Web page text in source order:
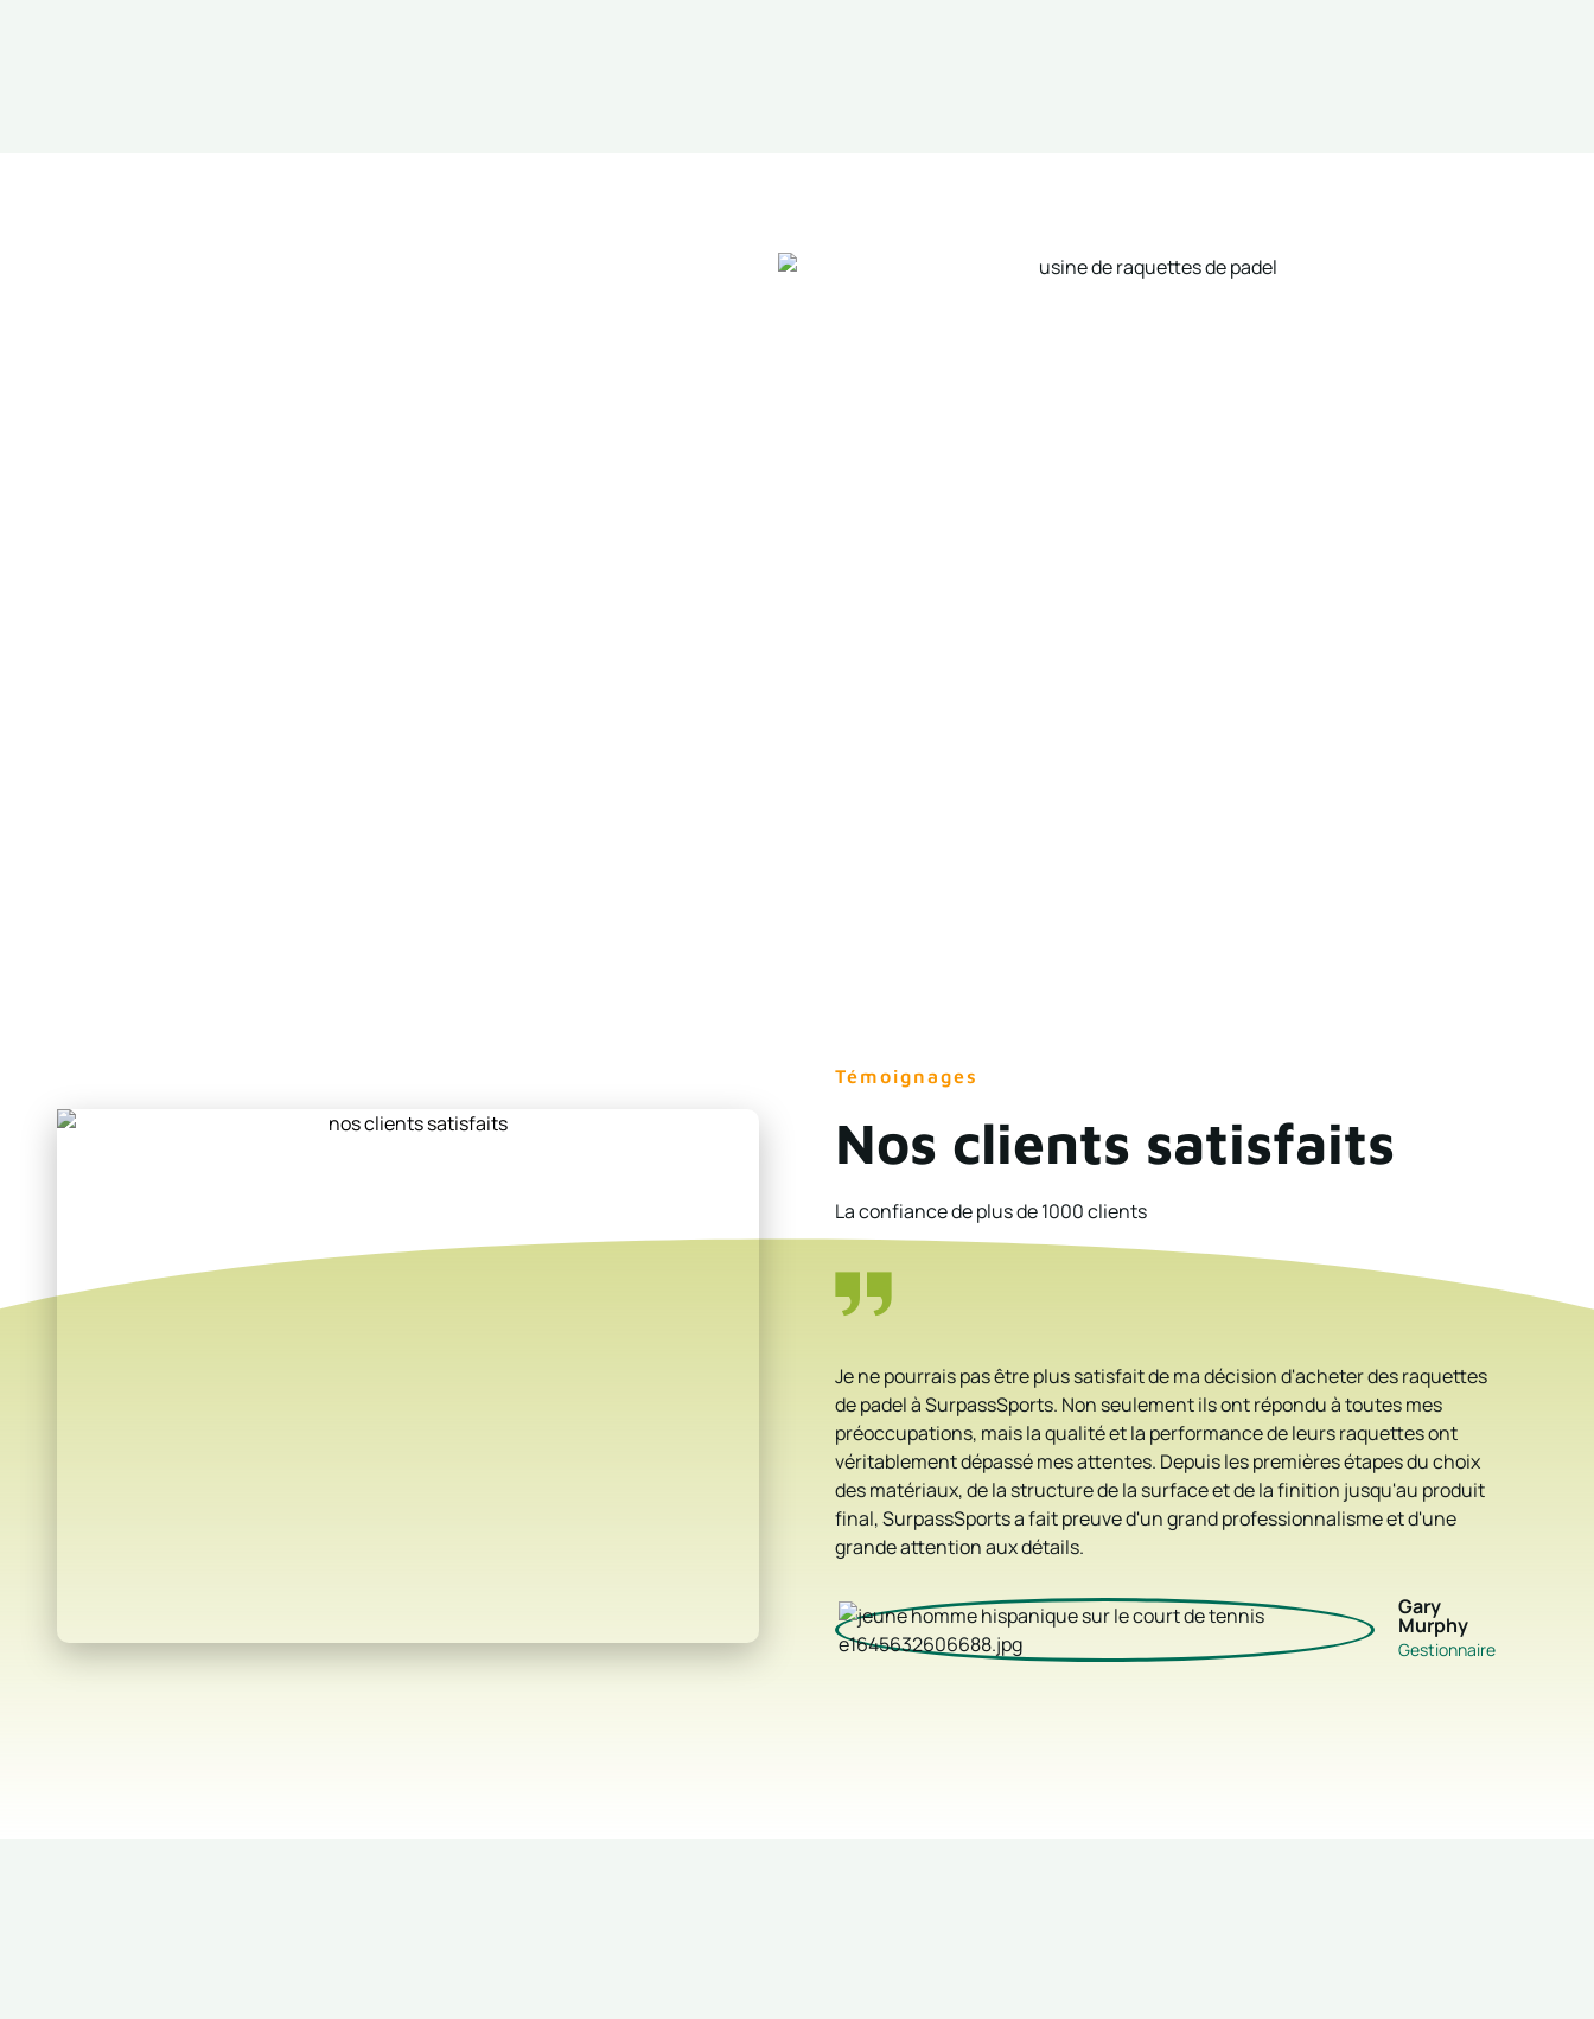
Témoignages
Nos clients satisfaits
La confiance de plus de 1000 clients
Je ne pourrais pas être plus satisfait de ma décision d'acheter des raquettes
de padel à SurpassSports. Non seulement ils ont répondu à toutes mes
préoccupations, mais la qualité et la performance de leurs raquettes ont
véritablement dépassé mes attentes. Depuis les premières étapes du choix
des matériaux, de la structure de la surface et de la finition jusqu'au produit
final, SurpassSports a fait preuve d'un grand professionnalisme et d'une
grande attention aux détails.
Gary
Murphy
Gestionnaire